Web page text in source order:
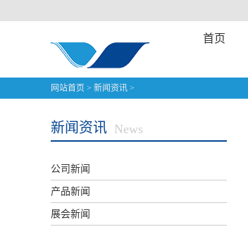
首页
网站首页 > 新闻资讯 >
新闻资讯 News
公司新闻
产品新闻
展会新闻